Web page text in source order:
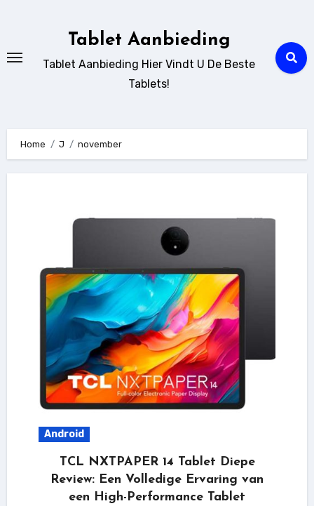
Tablet Aanbieding
Tablet Aanbieding Hier Vindt U De Beste
Tablets!
Home J november
Android
TCL NXTPAPER 14 Tablet Diepe
Review: Een Volledige Ervaring van
een High-Performance Tablet